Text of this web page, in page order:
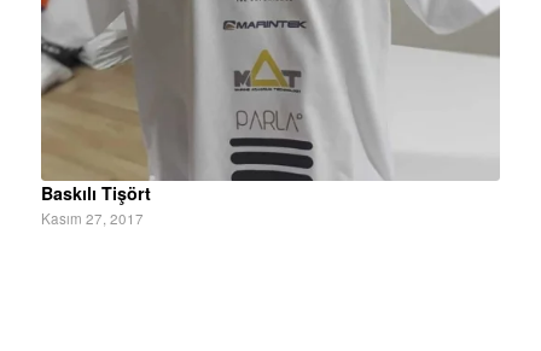
Baskılı Tişört
Kasım 27, 2017